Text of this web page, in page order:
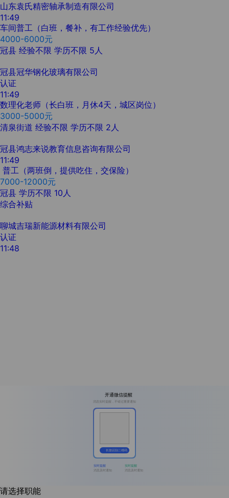
山东袁氏精密轴承制造有限公司
11:49
车间普工（白班，餐补，有工作经验优先）
4000-6000元
冠县 经验不限 学历不限 5人
冠县冠华钢化玻璃有限公司
认证
11:49
数理化老师（长白班，月休4天，城区岗位）
3000-5000元
清泉街道 经验不限 学历不限 2人
冠县鸿志来说教育信息咨询有限公司
11:49
普工（两班倒，提供吃住，交保险）
7000-12000元
冠县 学历不限 10人
综合补贴
聊城吉瑞新能源材料有限公司
认证
11:48
开通微信提醒
消息实时提醒，不错过重要通知
长按识别二维码
实时提醒
消息及时通知
实时提醒
消息及时通知
请选择职能